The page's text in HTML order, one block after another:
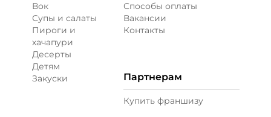
Вок
Супы и салаты
Пироги и
хачапури
Десерты
Детям
Закуски
Способы оплаты
Вакансии
Контакты
Партнерам
Купить франшизу